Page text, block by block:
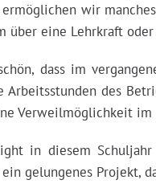
wir
über eine Lehrkraft
dass im
Arbeitsstunden des
Verweilmöglichkeit im
in diesem
gelungenes Projekt,